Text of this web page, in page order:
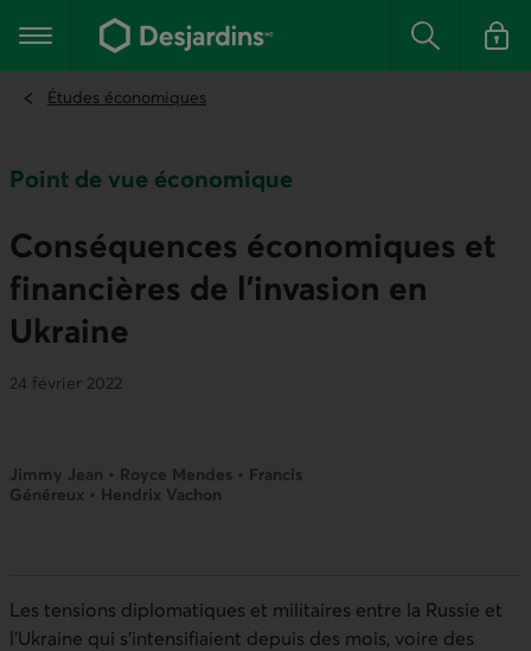
contenu
Menu principal Rechercher
Se
Études économiques
Point de vue économique
Conséquences économiques et
financières de l’invasion en
Ukraine
24 février 2022
Jimmy Jean • Royce Mendes • Francis
Généreux • Hendrix Vachon
Les tensions diplomatiques et militaires entre la Russie et
l’Ukraine qui s’intensifiaient depuis des mois, voire des